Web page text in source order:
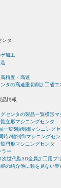
ンタ
加工
高精度・高速
タの高速重切削加工省エ
品情報
センタの製品一覧横形マ
立形マシニングセンタ
一覧5軸制御マシニングセ
同時7軸制御マシニングセン
門形マシニングセンタ
ラー
次世代型3D金属加工用プ
の紹介他に類を見ない